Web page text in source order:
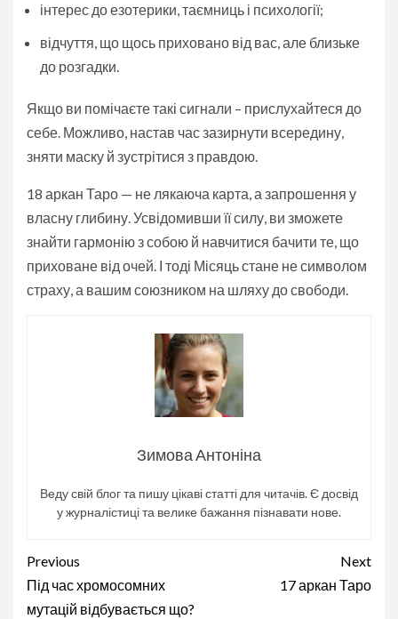
інтерес до езотерики, таємниць і психології;
відчуття, що щось приховано від вас, але близьке
до розгадки.
Якщо ви помічаєте такі сигнали – прислухайтеся до
себе. Можливо, настав час зазирнути всередину,
зняти маску й зустрітися з правдою.
18 аркан Таро — не лякаюча карта, а запрошення у
власну глибину. Усвідомивши її силу, ви зможете
знайти гармонію з собою й навчитися бачити те, що
приховане від очей. І тоді Місяць стане не символом
страху, а вашим союзником на шляху до свободи.
Зимова Антоніна
Веду свій блог та пишу цікаві статті для читачів. Є досвід
у журналістиці та велике бажання пізнавати нове.
Continue
Reading
Previous
Під час хромосомних
мутацій відбувається що?
Next
17 аркан Таро